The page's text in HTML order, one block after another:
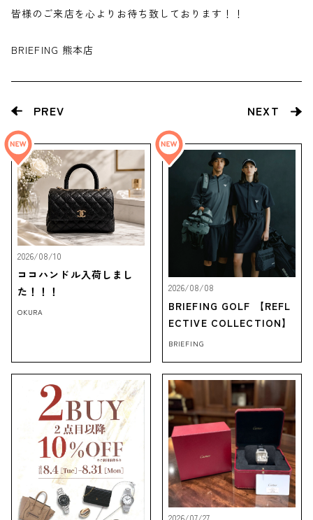
皆様のご来店を心よりお待ち致しております！！
BRIEFING 熊本店
PREV NEXT
2026/08/10
ココハンドル入荷しまし
た！！！
OKURA
2026/08/08
BRIEFING GOLF 【REFL
ECTIVE COLLECTION】
BRIEFING
2026/07/27